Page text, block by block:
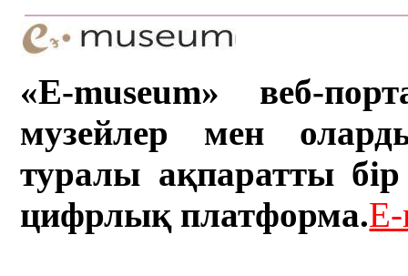
«E-museum» веб-
музейлер мен
туралы ақпаратты бір
цифрлық платформа.